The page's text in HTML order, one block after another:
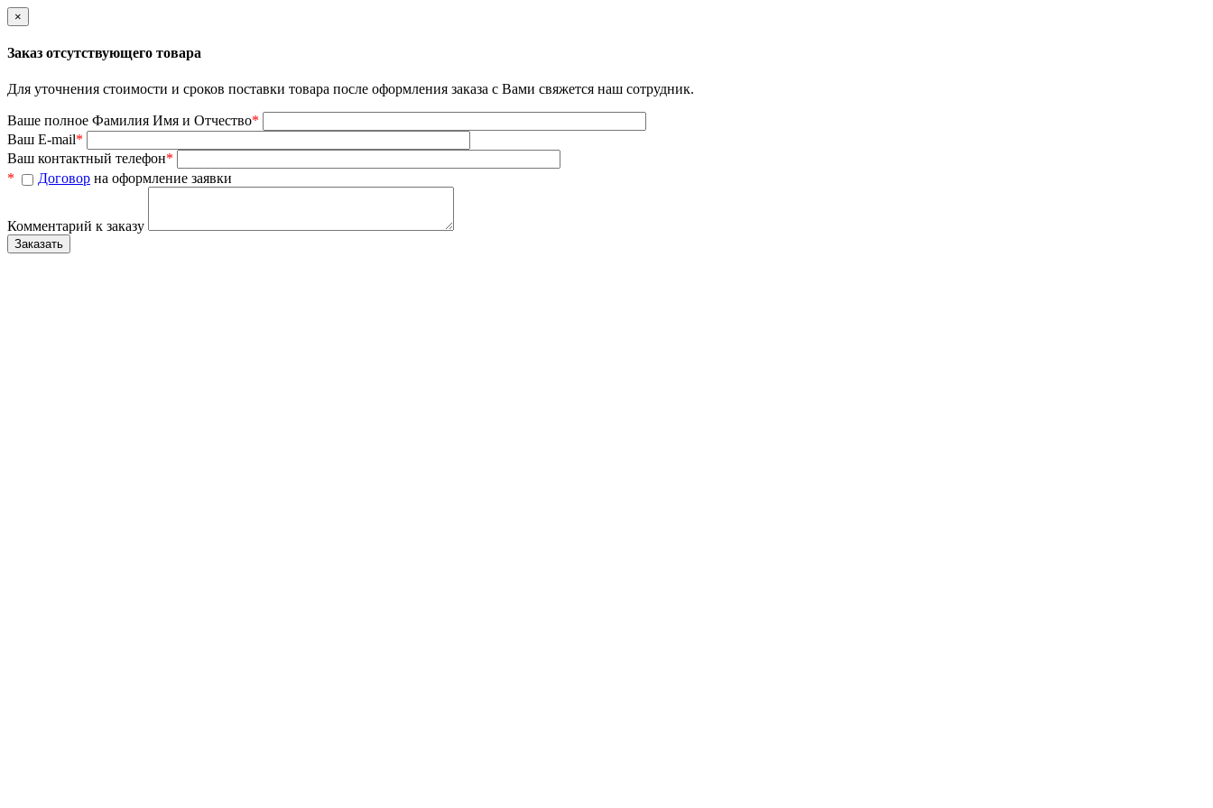
×
Заказ отсутствующего товара
Для уточнения стоимости и сроков поставки товара после оформления заказа с Вами свяжется наш сотрудник.
Ваше полное Фамилия Имя и Отчество*
Ваш E-mail*
Ваш контактный телефон*
*
Договор на оформление заявки
Комментарий к заказу